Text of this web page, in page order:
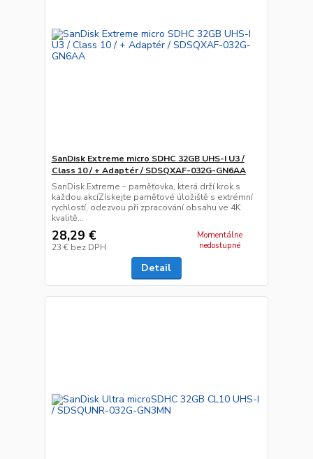
SanDisk Extreme micro SDHC 32GB UHS-I U3 /
Class 10 / + Adaptér / SDSQXAF-032G-GN6AA
SanDisk Extreme – paměťovka, která drží krok s
každou akcíZískejte paměťové úložiště s extrémní
rychlostí, odezvou při zpracování obsahu ve 4K
kvalitě...
28,29 €
23 € bez DPH
Momentálne
nedostupné
Detail